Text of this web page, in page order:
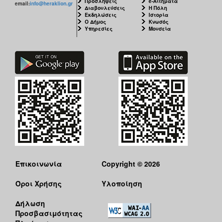
email:info@heraklion.gr
Διαβουλεύσεις
Εκδηλώσεις
Ο Δήμος
Υπηρεσίες
Η Πόλη
Ιστορία
Κνωσός
Μουσεία
Επικοινωνία
Όροι Χρήσης
Δήλωση
Προσβασιμότητας
Copyright © 2026
Υλοποίηση